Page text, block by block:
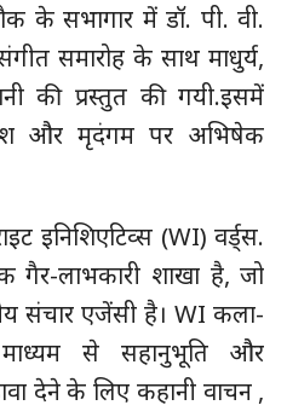
के सभागार में डॉ. पी. वी.
समारोह के साथ माधुर्य,
की प्रस्तुत की गयी.इसमें
और मृदंगम पर अभिषेक
इनिशिएटिव्स (WI) वर्ड्स.
गैर-लाभकारी शाखा है, जो
संचार एजेंसी है। WI कला-
से सहानुभूति और
देने के लिए कहानी वाचन ,